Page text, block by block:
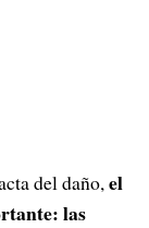
del daño,el
las